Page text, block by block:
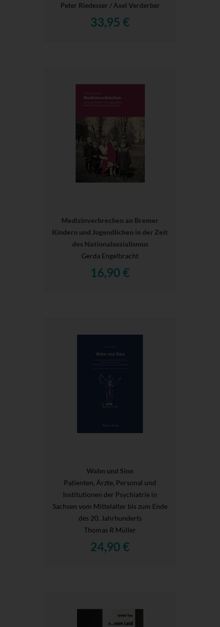
Peter Riedesser / Axel Verderber
33,95 €
Medizinverbrechen an Bremer
Kindern und Jugendlichen in der Zeit
des Nationalsozialismus
Gerda Engelbracht
16,90 €
Wahn und Sinn
Patienten, Ärzte, Personal und
Institutionen der Psychiatrie in
Sachsen vom Mittelalter bis zum Ende
des 20. Jahrhunderts
Thomas R Müller
24,90 €